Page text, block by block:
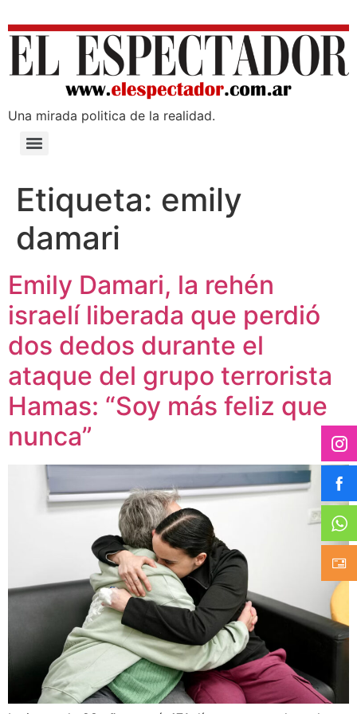
Una mirada poli­tica de la realidad.
Etiqueta: emily
damari
Emily Damari, la rehén
israelí liberada que perdió
dos dedos durante el
ataque del grupo terrorista
Hamas: “Soy más feliz que
nunca”